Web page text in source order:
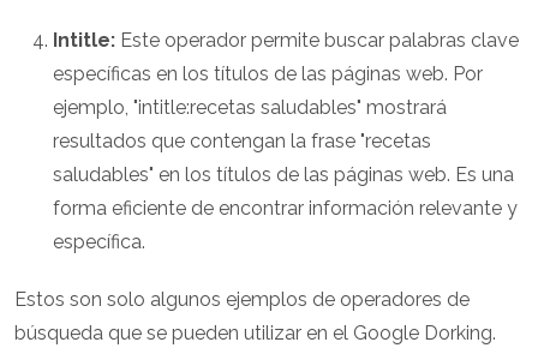
Intitle: Este operador permite buscar palabras clave
específicas en los títulos de las páginas web. Por
ejemplo, "intitle:recetas saludables" mostrará
resultados que contengan la frase "recetas
saludables" en los títulos de las páginas web. Es una
forma eficiente de encontrar información relevante y
específica.
Estos son solo algunos ejemplos de operadores de
búsqueda que se pueden utilizar en el Google Dorking.